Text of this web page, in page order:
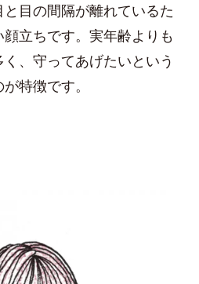
目の間隔が離れているた
立ちです。実年齢よりも
、守ってあげたいという
特徴です。